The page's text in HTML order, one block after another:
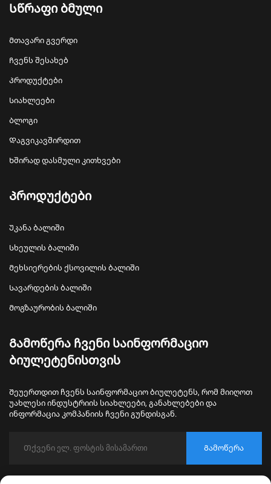
Სწრაფი ბმული
Მთავარი გვერდი
Ჩვენს შესახებ
Პროდუქტები
Სიახლეები
Ბლოგი
Დაგვიკავშირდით
Ხშირად დასმული კითხვები
Პროდუქტები
Უკანა ბალიში
Სხეულის ბალიში
Მეხსიერების ქსოვილის ბალიში
Სავარდების ბალიში
Მოგზაურობის ბალიში
Გამოწერა ჩვენი საინფორმაციო
ბიულეტენისთვის
Შეუერთდით ჩვენს საინფორმაციო ბიულეტენს, რომ მიიღოთ
უახლესი ინდუსტრიის სიახლეები, განახლებები და
ინფორმაცია კომპანიის ჩვენი გუნდისგან.
Გამოწერა